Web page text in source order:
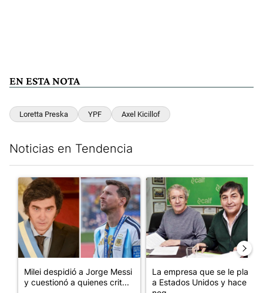
EN ESTA NOTA
Loretta Preska YPF Axel Kicillof
Noticias en Tendencia
Un artículo de tendencia con el título "Milei despidió a Jorge
Milei despidió a Jorge Messi
y cuestionó a quienes crit...
Un artículo de tendencia con
La empresa que se le plantó
a Estados Unidos y hace